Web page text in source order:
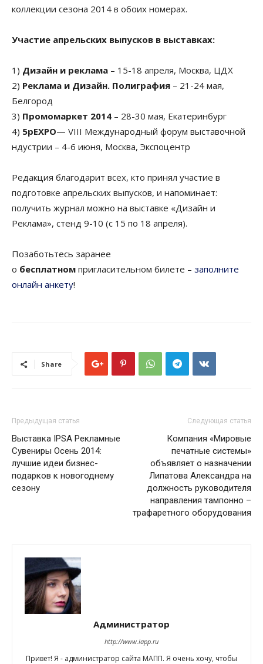
коллекции сезона 2014 в обоих номерах.
Участие апрельских выпусков в выставках:
1) Дизайн и реклама – 15-18 апреля, Москва, ЦДХ
2) Реклама и Дизайн. Полиграфия – 21-24 мая,
Белгород
3) Промомаркет 2014 – 28-30 мая, Екатеринбург
4) 5pEXPO— VIII Международный форум выставочной
ндустрии – 4-6 июня, Москва, Экспоцентр
Редакция благодарит всех, кто принял участие в
подготовке апрельских выпусков, и напоминает:
получить журнал можно на выставке «Дизайн и
Реклама», стенд 9-10 (c 15 по 18 апреля).
Позаботьтесь заранее
о бесплатном пригласительном билете – заполните
онлайн анкету!
Share
Предыдущая статья
Выставка IPSA Рекламные
Сувениры Осень 2014:
лучшие идеи бизнес-
подарков к новогоднему
сезону
Следующая статья
Компания «Мировые
печатные системы»
объявляет о назначении
Липатова Александра на
должность руководителя
направления тампонно –
трафаретного оборудования
Администратор
http://www.iapp.ru
Привет! Я - администратор сайта МАПП. Я очень хочу, чтобы